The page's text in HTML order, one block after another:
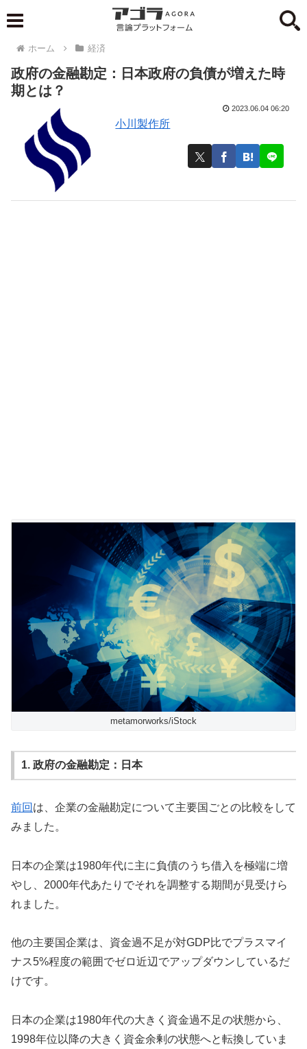
ホーム 経済
政府の金融勘定：日本政府の負債が増えた時
期とは？
小川製作所
2023.06.04 06:20
metamorworks/iStock
1. 政府の金融勘定：日本
前回 は、企業の金融勘定について主要国ごとの比較をして
みました。
日本の企業は1980年代に主に負債のうち借入を極端に増
やし、2000年代あたりでそれを調整する期間が見受けら
れました。
他の主要国企業は、資金過不足が対GDP比でプラスマイ
ナス5%程度の範囲でゼロ近辺でアップダウンしているだ
けです。
日本の企業は1980年代の大きく資金過不足の状態から、
1998年位以降の大きく資金余剰の状態へと転換していま